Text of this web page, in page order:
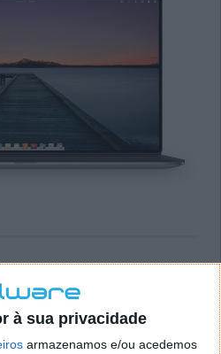
à sua privacidade
armazenamos e/ou acedemos
O
o que precisa(10)
60 COMENTÁRIOS